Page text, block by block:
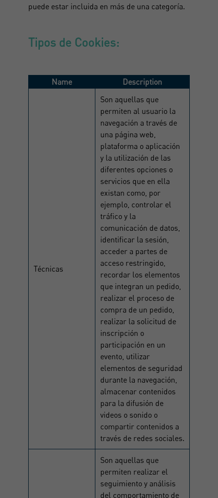
puede estar incluida en más de una categoría.
Tipos de Cookies:
Name Description
Técnicas
Son aquellas que
permiten al usuario la
navegación a través de
una página web,
plataforma o aplicación
y la utilización de las
diferentes opciones o
servicios que en ella
existan como, por
ejemplo, controlar el
tráfico y la
comunicación de datos,
identificar la sesión,
acceder a partes de
acceso restringido,
recordar los elementos
que integran un pedido,
realizar el proceso de
compra de un pedido,
realizar la solicitud de
inscripción o
participación en un
evento, utilizar
elementos de seguridad
durante la navegación,
almacenar contenidos
para la difusión de
videos o sonido o
compartir contenidos a
través de redes sociales.
Son aquellas que
permiten realizar el
seguimiento y análisis
del comportamiento de